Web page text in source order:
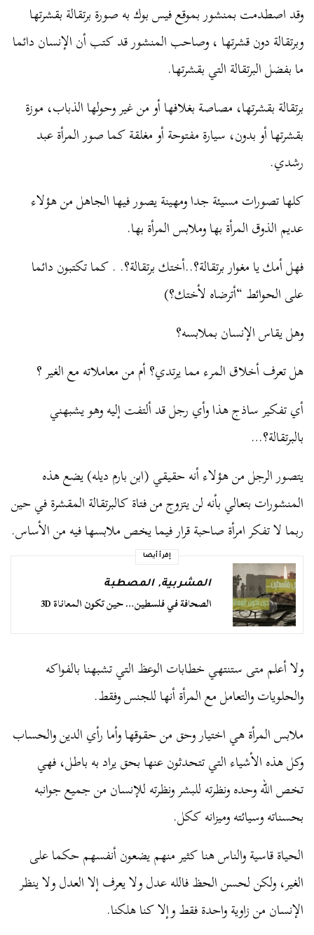
وقد اصطدمت بمنشور بموقع فيس بوك به صورة برتقالة بقشرتها
وبرتقالة دون قشرتها ، وصاحب المنشور قد كتب أن الإنسان دائما
ما بفضل البرتقالة التي بقشرتها.
برتقالة بقشرتها، مصاصة بغلافها أو من غير وحولها الذباب، موزة
بقشرتها أو بدون، سيارة مفتوحة أو مغلقة كما صور المرأة عبد
رشدي.
كلها تصورات مسيئة جدا ومهينة يصور فيها الجاهل من هؤلاء
عديم الذوق المرأة بها وملابس المرأة بها.
فهل أمك يا مغوار برتقالة؟..أختك برتقالة؟. . كما تكتبون دائما
على الحوائط “أترضاه لأختك؟)
وهل يقاس الإنسان بملابسه؟
هل تعرف أخلاق المرء مما يرتدي؟ أم من معاملاته مع الغير ؟
أي تفكير ساذج هذا وأي رجل قد ألتفت إليه وهو يشبهني
بالبرتقالة؟…
يتصور الرجل من هؤلاء أنه حقيقي (ابن بارم ديله) يضع هذه
المنشورات بتعالي بأنه لن يتزوج من فتاة كالبرتقالة المقشرة في حين
ربما لا تفكر امرأة صاحبة قرار فيما يخص ملابسها فيه من الأساس.
إقرأ أيضا
المشربية,المصطبة
الصحافة في فلسطين… حين تكون المعاناة 3D
ولا أعلم متى ستنتهي خطابات الوعظ التي تشبهنا بالفواكه
والحلويات والتعامل مع المرأة أنها للجنس وفقط.
ملابس المرأة هي اختيار وحق من حقوقها وأما رأي الدين والحساب
وكل هذه الأشياء التي تتحدثون عنها بحق يراد به باطل، فهي
تخص الله وحده ونظرته للبشر ونظرته للإنسان من جميع جوانبه
بحسناته وسيائته وميزانه ككل.
الحياة قاسية والناس هنا كثير منهم يضعون أنفسهم حكما على
الغير، ولكن لحسن الحظ فالله عدل ولا يعرف إلا العدل ولا ينظر
الإنسان من زاوية واحدة فقط وإلا كنا هلكنا.